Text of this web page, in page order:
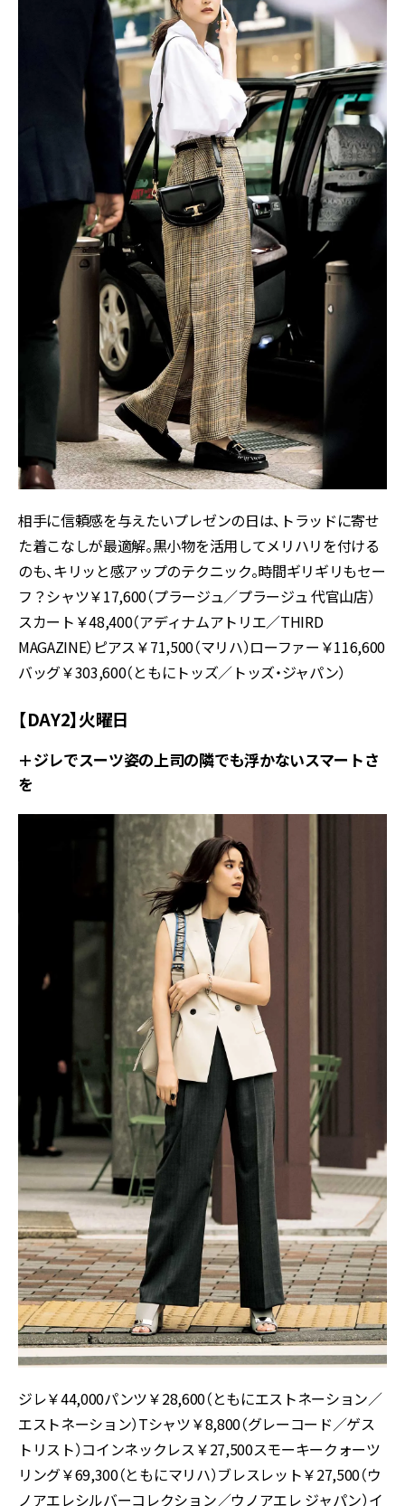
相手に信頼感を与えたいプレゼンの日は、トラッドに寄せ
た着こなしが最適解。黒小物を活用してメリハリを付ける
のも、キリッと感アップのテクニック。時間ギリギリもセー
フ？シャツ￥17,600（プラージュ／プラージュ 代官山店）
スカート￥48,400（アディナムアトリエ／THIRD
MAGAZINE）ピアス￥71,500（マリハ）ローファー￥116,600
バッグ￥303,600（ともにトッズ／トッズ・ジャパン）
【DAY2】火曜日
＋ジレでスーツ姿の上司の隣でも浮かないスマートさ
を
ジレ￥44,000パンツ￥28,600（ともにエストネーション／
エストネーション）Tシャツ￥8,800（グレーコード／ゲス
トリスト）コインネックレス￥27,500スモーキークォーツ
リング￥69,300（ともにマリハ）ブレスレット￥27,500（ウ
ノアエレシルバーコレクション／ウノアエレ ジャパン）イ